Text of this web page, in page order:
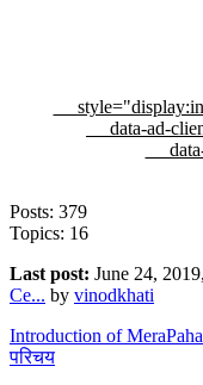
data-ad-
data-
Posts: 379
Topics: 16
Last post: June 24,
Ce... by vinodkhati
Introduction of
परिचय